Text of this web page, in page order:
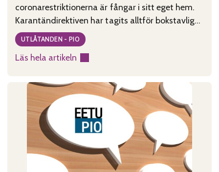
coronarestriktionerna är fångar i sitt eget hem.
Karantändirektiven har tagits alltför bokstavligt.
Det lönar sig för de seniorer som är aktiva och
har god kondition att sköta om sin
grundkondition och träffa sina närstående
säkerhetsmarginalerna i minnet.
UTLÅTANDEN - PIO
Läs hela artikeln
:
kräver
klara
direktiv